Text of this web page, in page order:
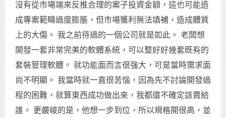
沒有從市場端來反推合理的案子投資金額，這也可能造
成專案範疇過度膨脹，但市場獲利無法填補，造成體質
上的大傷。 我之前待過的一個公司就是如此。 老闆想
開發一套非常完美的軟體系統，可以整好好幾套既有的
套裝管理軟體。 就功能面而言很強大，可是當時需求面
尚不明顯。 我當時就一直很苦惱，因為先不討論開發過
程的困難，就算東西成功做出來，我都還不確定該賣給
誰。 更嚴峻的是，他想一步到位，所以規格開很高，並